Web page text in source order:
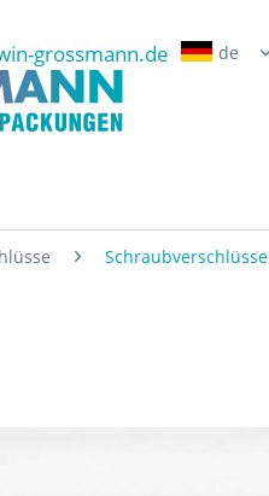
grossmann.de
Schraubverschlüsse